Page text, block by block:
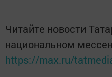
Читайте новости
национальном
https://max.ru/